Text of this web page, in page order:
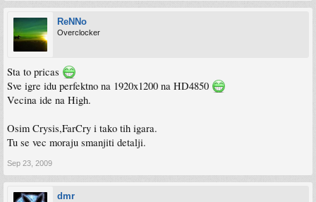
ReNNo
Overclocker
Sta to pricas
Sve igre idu perfektno na 1920x1200 na HD4850
Vecina ide na High.
Osim Crysis,FarCry i tako tih igara.
Tu se vec moraju smanjiti detalji.
Sep 23, 2009
dmr